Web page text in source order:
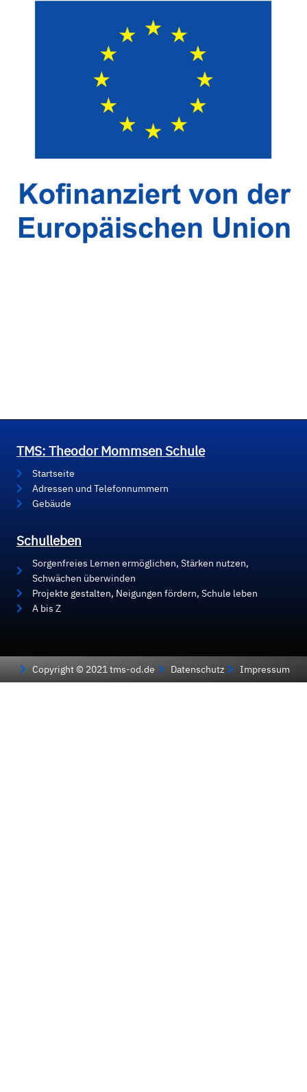
TMS: Theodor Mommsen Schule
Startseite
Adressen und Telefonnummern
Gebäude
Schulleben
Sorgenfreies Lernen ermöglichen, Stärken nutzen,
Schwächen überwinden
Projekte gestalten, Neigungen fördern, Schule leben
A bis Z
Copyright © 2021 tms-od.de Datenschutz Impressum